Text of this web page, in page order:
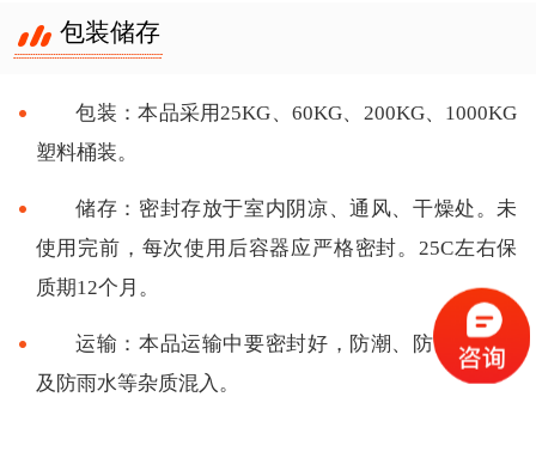
包装储存
包装：本品采用25KG、60KG、200KG、1000KG
塑料桶装。
储存：密封存放于室内阴凉、通风、干燥处。未
使用完前，每次使用后容器应严格密封。25C左右保
质期12个月。
运输：本品运输中要密封好，防潮、防强碱强酸
及防雨水等杂质混入。